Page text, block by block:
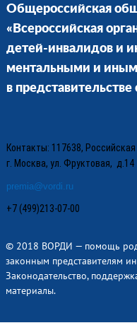
Общероссийская
«Всероссийская
детей-инвалидов и
ментальными и
в представительстве
Контакты: 117638,
г. Москва, ул. Фруктовая, д.14
premia@vordi.ru
+7 (499)213-07-00
© 2018 ВОРДИ — помощь
законным представителям
Законодательство,
материалы.